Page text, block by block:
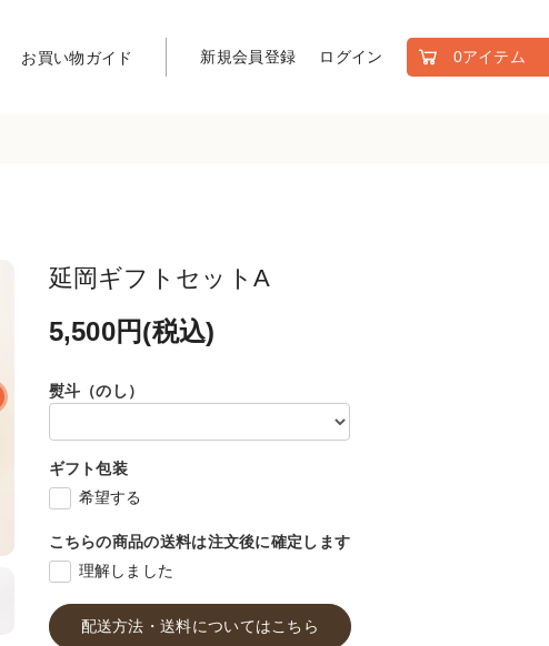
お買い物ガイド 新規会員登録 ログイン 0アイテム
延岡ギフトセットA
5,500円(税込)
配送方法・送料についてはこちら
熨斗（のし）
ギフト包装
希望する
こちらの商品の送料は注文後に確定します
理解しました